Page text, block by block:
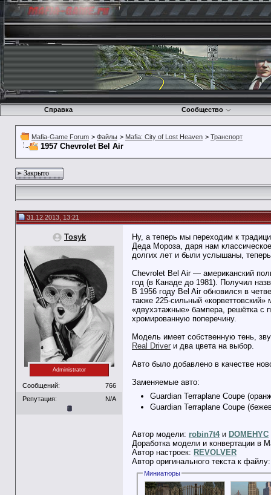
Справка Сообщество
Mafia-Game Forum > Файлы > Mafia: City of Lost Heaven > Транспорт
1957 Chevrolet Bel Air
Закрыто
31.12.2013, 13:21
Tosyk
Administrator
Сообщений:
766
Репутация:
N/A
Ну, а теперь мы переходим к
Деда Мороза, даря нам
долгих лет и были услышаны,
Chevrolet Bel Air — американский
год (в Канаде до 1981). Получил
В 1956 году Bel Air обновился в
также 225-сильный
«двухэтажные» бампера, решётка с
хромированную поперечину.
Модель имеет собственную тень,
Real Driver и два цвета на выбор.
Авто было добавлено в качестве
Заменяемые авто:
Guardian Terraplane Coupe
Guardian Terraplane Coupe
Автор модели: robin7t4и DOMEHYC
Доработка модели и конвертации в
Автор настроек: REVOLVER
Автор оригинального текста к
Миниатюры